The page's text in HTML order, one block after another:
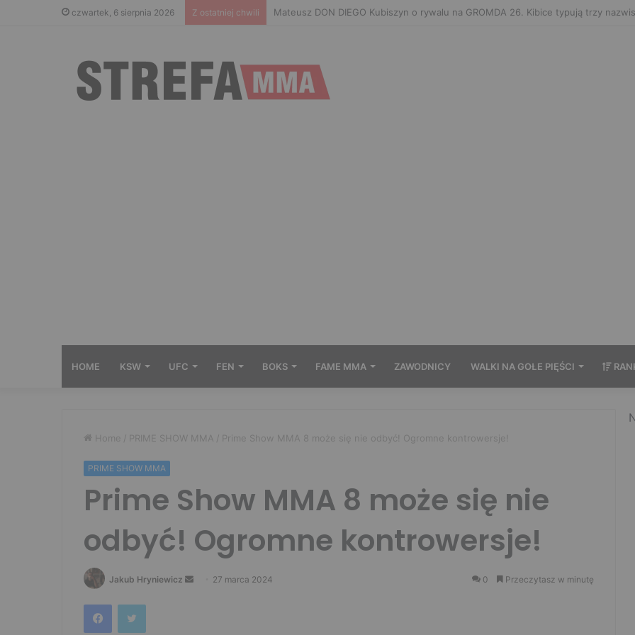
czwartek, 6 sierpnia 2026 Z ostatniej chwili Islam Makhachev zaończy karierę po UFC 330? Mistrz rozwiał wszelkie
HOME KSW UFC FEN BOKS FAME MMA ZAWODNICY WALKI NA GOŁE PIĘŚCI
Home / PRIME SHOW MMA / Prime Show MMA 8 może się nie odbyć! Ogromne kontrowersje!
PRIME SHOW MMA
Prime Show MMA 8 może się nie
odbyć! Ogromne kontrowersje!
Jakub Hryniewicz
Send 27 marca 2024 0 Przeczytasz w minutę
FacebookTwitter